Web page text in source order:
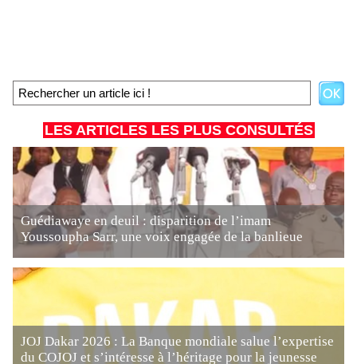
LES ARTICLES LES PLUS CONSULTÉS
Guédiawaye en deuil : disparition de l’imam
Youssoupha Sarr, une voix engagée de la banlieue
JOJ Dakar 2026 : La Banque mondiale salue l’expertise
du COJOJ et s’intéresse à l’héritage pour la jeunesse